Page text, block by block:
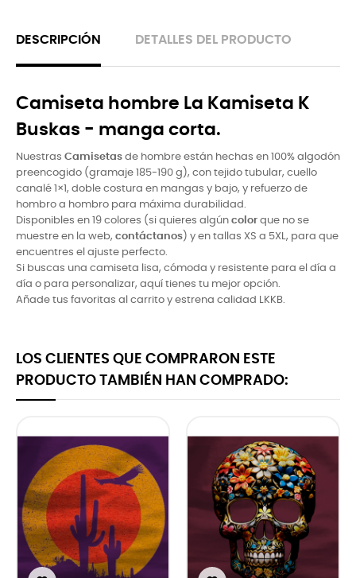
DESCRIPCIÓN DETALLES DEL PRODUCTO
Camiseta hombre La Kamiseta K
Buskas - manga corta.
Nuestras Camisetas de hombre están hechas en 100% algodón
preencogido (gramaje 185-190 g), con tejido tubular, cuello
canalé 1×1, doble costura en mangas y bajo, y refuerzo de
hombro a hombro para máxima durabilidad.
Disponibles en 19 colores (si quieres algún color que no se
muestre en la web, contáctanos) y en tallas XS a 5XL, para que
encuentres el ajuste perfecto.
Si buscas una camiseta lisa, cómoda y resistente para el dí­a a
dí­a o para personalizar, aquí­ tienes tu mejor opción.
Añade tus favoritas al carrito y estrena calidad LKKB.
LOS CLIENTES QUE COMPRARON ESTE
PRODUCTO TAMBIÉN HAN COMPRADO: